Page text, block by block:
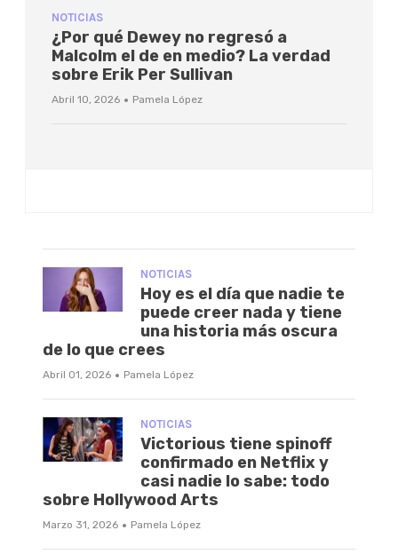
NOTICIAS
¿Por qué Dewey no regresó a
Malcolm el de en medio? La verdad
sobre Erik Per Sullivan
Abril 10, 2026 · Pamela López
NOTICIAS
Hoy es el día que nadie te
puede creer nada y tiene
una historia más oscura
de lo que crees
Abril 01, 2026 · Pamela López
NOTICIAS
Victorious tiene spinoff
confirmado en Netflix y
casi nadie lo sabe: todo
sobre Hollywood Arts
Marzo 31, 2026 · Pamela López